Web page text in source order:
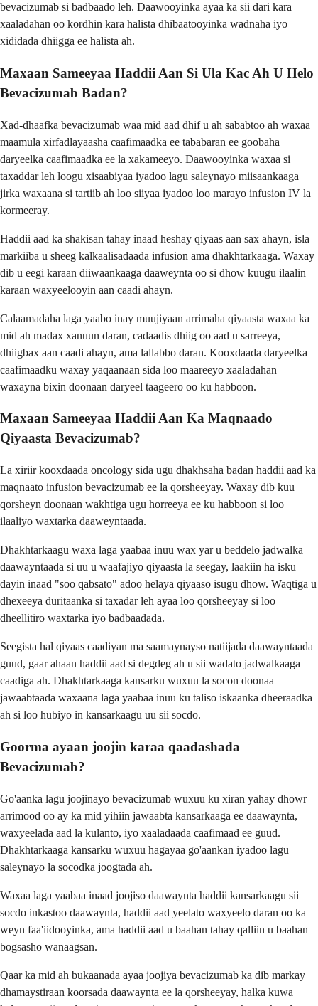
bevacizumab si badbaado leh. Daawooyinka ayaa ka sii dari kara
xaaladahan oo kordhin kara halista dhibaatooyinka wadnaha iyo
xididada dhiigga ee halista ah.
Maxaan Sameeyaa Haddii Aan Si Ula Kac Ah U Helo
Bevacizumab Badan?
Xad-dhaafka bevacizumab waa mid aad dhif u ah sababtoo ah waxaa
maamula xirfadlayaasha caafimaadka ee tababaran ee goobaha
daryeelka caafimaadka ee la xakameeyo. Daawooyinka waxaa si
taxaddar leh loogu xisaabiyaa iyadoo lagu saleynayo miisaankaaga
jirka waxaana si tartiib ah loo siiyaa iyadoo loo marayo infusion IV la
kormeeray.
Haddii aad ka shakisan tahay inaad heshay qiyaas aan sax ahayn, isla
markiiba u sheeg kalkaalisadaada infusion ama dhakhtarkaaga. Waxay
dib u eegi karaan diiwaankaaga daaweynta oo si dhow kuugu ilaalin
karaan waxyeelooyin aan caadi ahayn.
Calaamadaha laga yaabo inay muujiyaan arrimaha qiyaasta waxaa ka
mid ah madax xanuun daran, cadaadis dhiig oo aad u sarreeya,
dhiigbax aan caadi ahayn, ama lallabbo daran. Kooxdaada daryeelka
caafimaadku waxay yaqaanaan sida loo maareeyo xaaladahan
waxayna bixin doonaan daryeel taageero oo ku habboon.
Maxaan Sameeyaa Haddii Aan Ka Maqnaado
Qiyaasta Bevacizumab?
La xiriir kooxdaada oncology sida ugu dhakhsaha badan haddii aad ka
maqnaato infusion bevacizumab ee la qorsheeyay. Waxay dib kuu
qorsheyn doonaan wakhtiga ugu horreeya ee ku habboon si loo
ilaaliyo waxtarka daaweyntaada.
Dhakhtarkaagu waxa laga yaabaa inuu wax yar u beddelo jadwalka
daawayntaada si uu u waafajiyo qiyaasta la seegay, laakiin ha isku
dayin inaad "soo qabsato" adoo helaya qiyaaso isugu dhow. Waqtiga u
dhexeeya duritaanka si taxadar leh ayaa loo qorsheeyay si loo
dheellitiro waxtarka iyo badbaadada.
Seegista hal qiyaas caadiyan ma saamaynayso natiijada daawayntaada
guud, gaar ahaan haddii aad si degdeg ah u sii wadato jadwalkaaga
caadiga ah. Dhakhtarkaaga kansarku wuxuu la socon doonaa
jawaabtaada waxaana laga yaabaa inuu ku taliso iskaanka dheeraadka
ah si loo hubiyo in kansarkaagu uu sii socdo.
Goorma ayaan joojin karaa qaadashada
Bevacizumab?
Go'aanka lagu joojinayo bevacizumab wuxuu ku xiran yahay dhowr
arrimood oo ay ka mid yihiin jawaabta kansarkaaga ee daawaynta,
waxyeelada aad la kulanto, iyo xaaladaada caafimaad ee guud.
Dhakhtarkaaga kansarku wuxuu hagayaa go'aankan iyadoo lagu
saleynayo la socodka joogtada ah.
Waxaa laga yaabaa inaad joojiso daawaynta haddii kansarkaagu sii
socdo inkastoo daawaynta, haddii aad yeelato waxyeelo daran oo ka
weyn faa'iidooyinka, ama haddii aad u baahan tahay qalliin u baahan
bogsasho wanaagsan.
Qaar ka mid ah bukaanada ayaa joojiya bevacizumab ka dib markay
dhamaystiraan koorsada daawaynta ee la qorsheeyay, halka kuwa